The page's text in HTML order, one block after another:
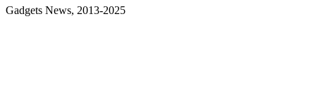
Gadgets News, 2013-2025